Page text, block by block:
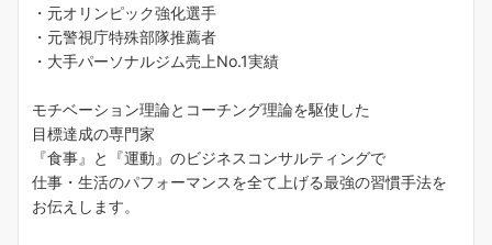
・元オリンピック強化選手
・元警視庁特殊部隊推薦者
・大手パーソナルジム売上No.1実績
モチベーション理論とコーチング理論を駆使した
目標達成の専門家
『食事』と『運動』のビジネスコンサルティングで
仕事・生活のパフォーマンスを全て上げる最強の習慣手法を
お伝えします。